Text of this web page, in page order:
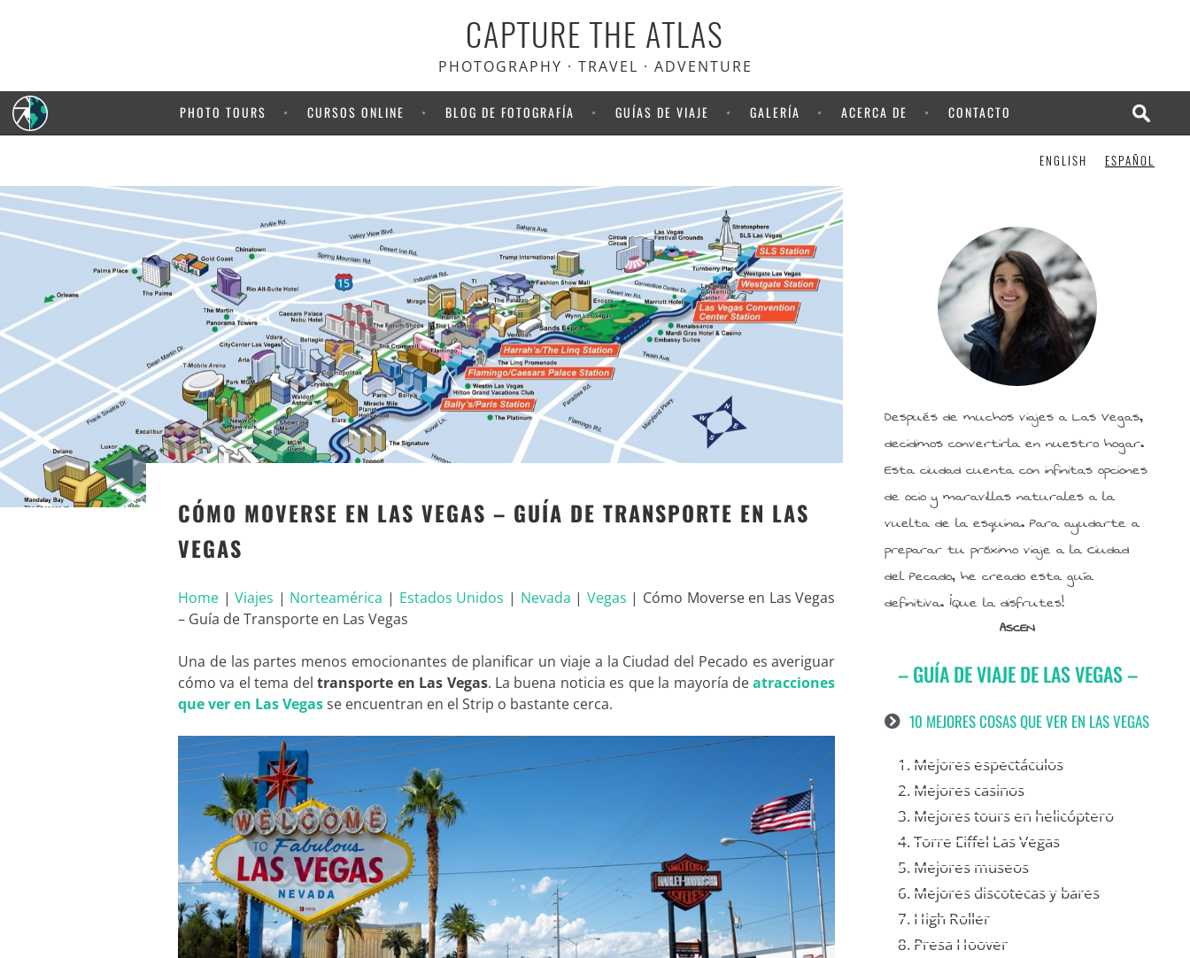
CAPTURE THE ATLAS
PHOTOGRAPHY · TRAVEL · ADVENTURE
PHOTO TOURS CURSOS ONLINE BLOG DE FOTOGRAFÍA GUÍAS DE VIAJE GALERÍA ACERCA DE CONTACTO
ENGLISH ESPAÑOL
CÓMO MOVERSE EN LAS VEGAS – GUÍA DE TRANSPORTE EN LAS
VEGAS
Home |Viajes | Norteamérica | Estados Unidos | Nevada | Vegas | Cómo Moverse en Las Vegas
– Guía de Transporte en Las Vegas
Una de las partes menos emocionantes de planificar un viaje a la Ciudad del Pecado es averiguar
cómo va el tema deltransporte en Las Vegas. La buena noticia es que la mayoría deatracciones
que ver en Las Vegasse encuentran en el Strip o bastante cerca.
Después de muchos viajes a Las Vegas,
decidimos convertirla en nuestro hogar.
Esta ciudad cuenta con infinitas opciones
de ocio y maravillas naturales a la
vuelta de la esquina. Para ayudarte a
preparar tu próximo viaje a la Ciudad
del Pecado, he creado esta guía
definitiva. ¡Que la disfrutes!
ASCEN
– GUÍA DE VIAJE DE LAS VEGAS –
10 MEJORES COSAS QUE VER EN LAS VEGAS
1. Mejores espectáculos
2. Mejores casinos
3. Mejores tours en helicóptero
4. Torre Eiffel Las Vegas
5. Mejores museos
6. Mejores discotecas y bares
7. High Roller
8. Presa Hoover